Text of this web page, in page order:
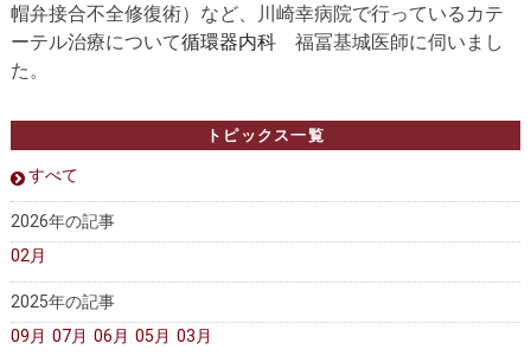
帽弁接合不全修復術） など、川崎幸病院で行っているカテ
ーテル治療について循環器内科福冨基城医師に伺いまし
た。
トピックス一覧
すべて
2026年の記事
02月
2025年の記事
09月 07月 06月 05月 03月